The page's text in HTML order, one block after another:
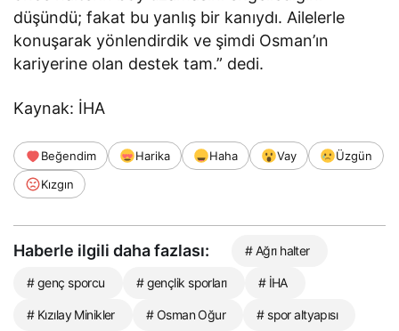
düşündü; fakat bu yanlış bir kanıydı. Ailelerle
konuşarak yönlendirdik ve şimdi Osman’ın
kariyerine olan destek tam.” dedi.
Kaynak: İHA
Beğendim Harika Haha Vay
Üzgün
Kızgın
Haberle ilgili daha fazlası: # Ağrı halter
# genç sporcu # gençlik sporları # İHA
# Kızılay Minikler # Osman Oğur # spor altyapısı